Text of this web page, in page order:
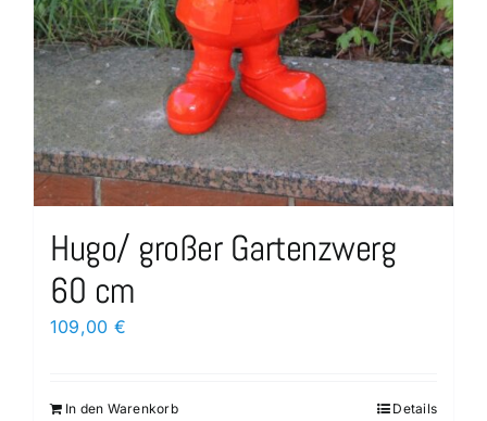
Hugo/ großer Gartenzwerg
60 cm
109,00 €
In den Warenkorb Details